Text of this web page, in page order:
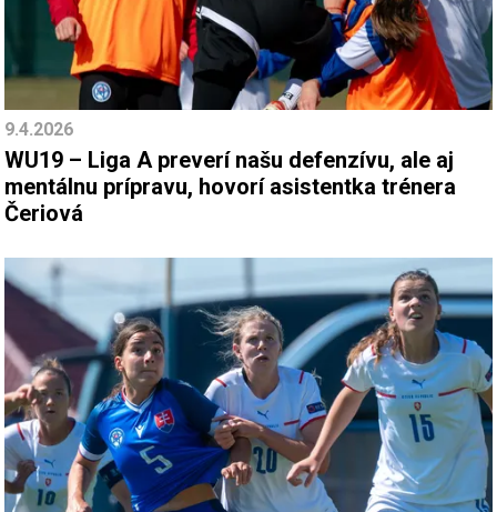
9.4.2026
WU19 – Liga A preverí našu defenzívu, ale aj
mentálnu prípravu, hovorí asistentka trénera
Čeriová